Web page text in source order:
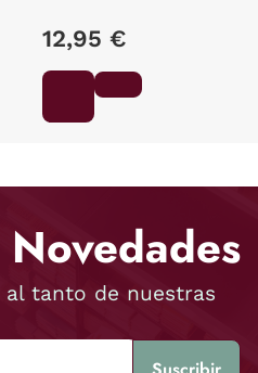
12,95 €
al tanto de nuestras